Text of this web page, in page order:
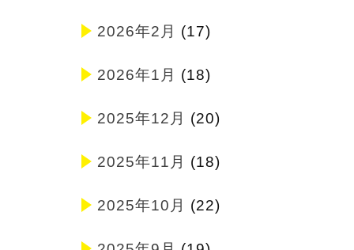
2026年2月 (17)
2026年1月 (18)
2025年12月 (20)
2025年11月 (18)
2025年10月 (22)